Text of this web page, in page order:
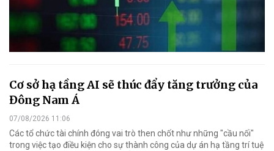
Cơ sở hạ tầng AI sẽ thúc đẩy tăng trưởng của
Đông Nam Á
07/08/2026 11:06
Các tổ chức tài chính đóng vai trò then chốt như những "cầu nối"
trong việc tạo điều kiện cho sự thành công của dự án hạ tầng trí tuệ